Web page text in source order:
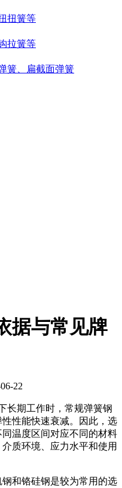
扭簧等
拉簧等
簧、扁截面弹簧
据与常见牌
22
长期工作时，常规弹簧钢
性能快速衰减。因此，选
温度区间对应不同的材料
质环境、应力水平和使用
和铬硅钢是较为常用的选